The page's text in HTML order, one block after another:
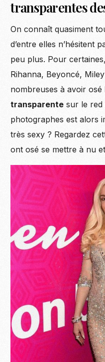
transparentes
On connaît quasiment
d’entre elles n’hésitent
peu plus. Pour
Rihanna, Beyoncé,
nombreuses à avoir osé
transparente sur le red
photographes est alors
très sexy ? Regardez
ont osé se mettre à nu